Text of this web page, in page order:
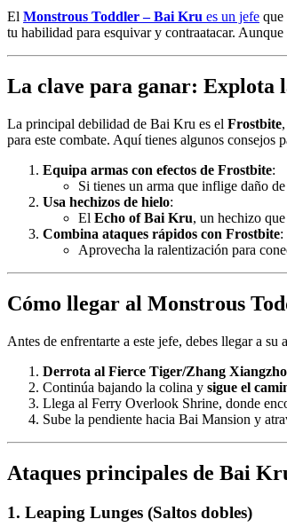
El Monstrous Toddler – Bai Kru es un jefe que
tu habilidad para esquivar y contraatacar.
La clave para ganar: Explota
La principal debilidad de Bai Kru es el Frostbite
para este combate. Aquí tienes algunos consejos
Equipa armas con efectos de Frostbite:
Si tienes un arma que inflige daño
Usa hechizos de hielo:
El Echo of Bai Kru, un hechizo
Combina ataques rápidos con Frostbite:
Aprovecha la ralentización para
Cómo llegar al Monstrous
Antes de enfrentarte a este jefe, debes llegar a
Derrota al Fierce Tiger/Zhang
Continúa bajando la colina y sigue el
Llega al Ferry Overlook Shrine, donde
Sube la pendiente hacia Bai Mansion y
Ataques principales de Bai
1. Leaping Lunges (Saltos dobles)